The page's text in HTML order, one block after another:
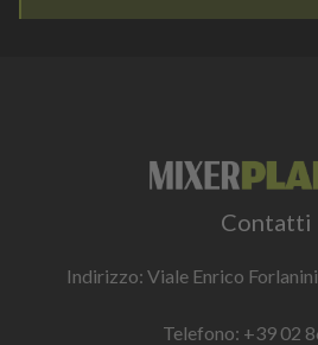
Contatti
Indirizzo: Viale Enrico
Telefono: +39 02